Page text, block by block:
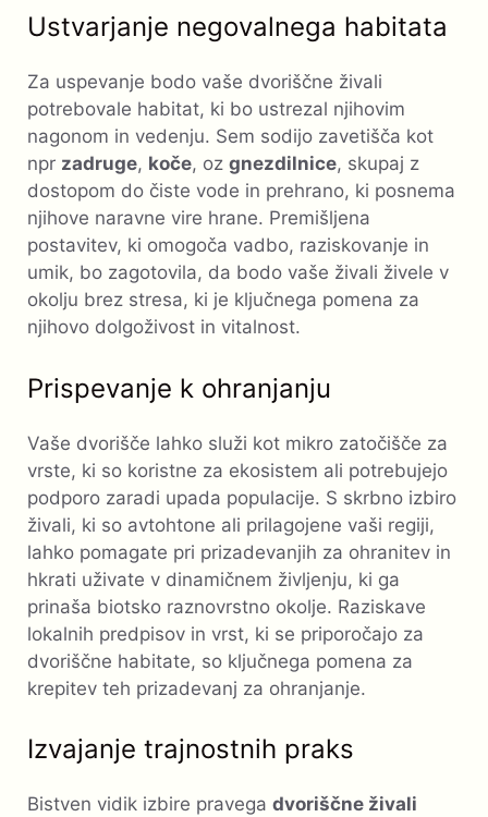
Ustvarjanje negovalnega habitata
Za uspevanje bodo vaše dvoriščne živali
potrebovale habitat, ki bo ustrezal njihovim
nagonom in vedenju. Sem sodijo zavetišča kot
npr zadruge, koče, oz gnezdilnice, skupaj z
dostopom do čiste vode in prehrano, ki posnema
njihove naravne vire hrane. Premišljena
postavitev, ki omogoča vadbo, raziskovanje in
umik, bo zagotovila, da bodo vaše živali živele v
okolju brez stresa, ki je ključnega pomena za
njihovo dolgoživost in vitalnost.
Prispevanje k ohranjanju
Vaše dvorišče lahko služi kot mikro zatočišče za
vrste, ki so koristne za ekosistem ali potrebujejo
podporo zaradi upada populacije. S skrbno izbiro
živali, ki so avtohtone ali prilagojene vaši regiji,
lahko pomagate pri prizadevanjih za ohranitev in
hkrati uživate v dinamičnem življenju, ki ga
prinaša biotsko raznovrstno okolje. Raziskave
lokalnih predpisov in vrst, ki se priporočajo za
dvoriščne habitate, so ključnega pomena za
krepitev teh prizadevanj za ohranjanje.
Izvajanje trajnostnih praks
Bistven vidik izbire pravega dvoriščne živali